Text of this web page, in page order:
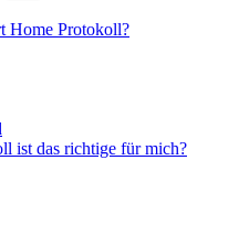
Home Protokoll?
ist das richtige für mich?